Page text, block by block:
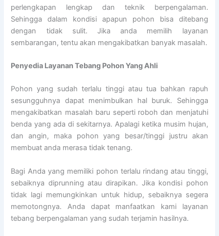
perlengkapan lengkap dan teknik berpengalaman.
Sehingga dalam kondisi apapun pohon bisa ditebang
dengan tidak sulit. Jika anda memilih layanan
sembarangan, tentu akan mengakibatkan banyak masalah.
Penyedia Layanan Tebang Pohon Yang Ahli
Pohon yang sudah terlalu tinggi atau tua bahkan rapuh
sesungguhnya dapat menimbulkan hal buruk. Sehingga
mengakibatkan masalah baru seperti roboh dan menjatuhi
benda yang ada di sekitarnya. Apalagi ketika musim hujan,
dan angin, maka pohon yang besar/tinggi justru akan
membuat anda merasa tidak tenang.
Bagi Anda yang memiliki pohon terlalu rindang atau tinggi,
sebaiknya diprunning atau dirapikan. Jika kondisi pohon
tidak lagi memungkinkan untuk hidup, sebaiknya segera
memotongnya. Anda dapat manfaatkan kami layanan
tebang berpengalaman yang sudah terjamin hasilnya.